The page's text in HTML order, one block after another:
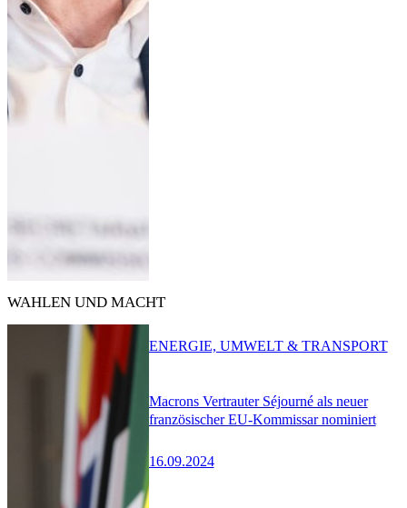
WAHLEN UND MACHT
Macrons Vertrauter Séjourné als neuer
französischer EU-Kommissar nominiert
16.09.2024
ENERGIE, UMWELT & TRANSPORT